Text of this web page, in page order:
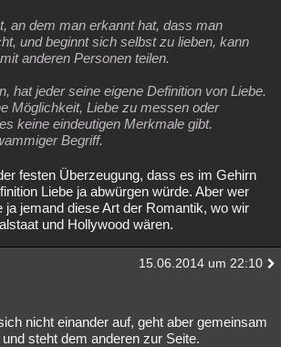
an dem man erkannt hat, dass man
und beginnt sich selbst zu lieben, kann
anderen Personen teilen.
hat jeder seine eigene Definition von Liebe.
Möglichkeit, Liebe zu messen oder
keine eindeutigen Merkmale gibt.
Begriff.
festen Überzeugung, dass es im Gehirn
Liebe ja abwürgen würde. Aber wer
ja jemand diese Art der Romantik, wo wir
und Hollywood wären.
15.06.2014 um 22:10
nicht einander auf, geht aber gemeinsam
steht dem anderen zur Seite.